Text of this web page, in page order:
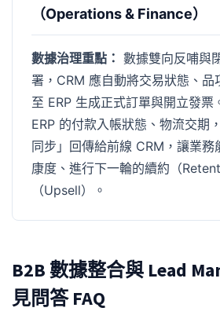
（Operations & Finance）
數據治理重點： 數據雙向反哺與
署，CRM 應自動將交易狀態、品
至 ERP 生成正式訂單與開立發票
ERP 的付款入帳狀態、物流交期
同步」回傳給前線 CRM，讓業務
康度、進行下一輪的續約（
（Upsell）。
B2B 數據整合與 Lead
見問答 FAQ